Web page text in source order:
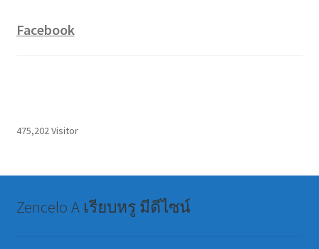
Facebook
475,202 Visitor
Zencelo A เรียบหรู มีดีไซน์